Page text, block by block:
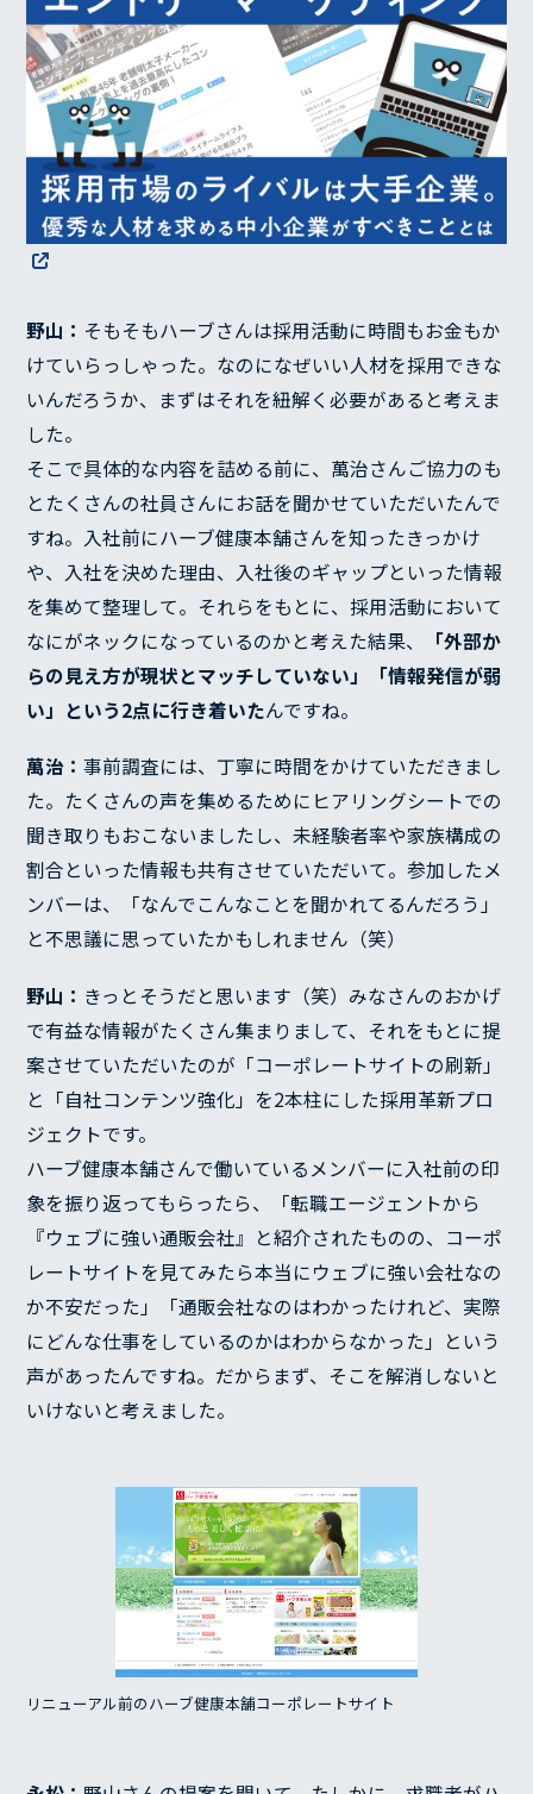
野山： そもそもハーブさんは採用活動に時間もお金もか
けていらっしゃった。なのになぜいい人材を採用できな
いんだろうか、まずはそれを紐解く必要があると考えま
した。
そこで具体的な内容を詰める前に、萬治さんご協力のも
とたくさんの社員さんにお話を聞かせていただいたんで
すね。入社前にハーブ健康本舗さんを知ったきっかけ
や、入社を決めた理由、入社後のギャップといった情報
を集めて整理して。それらをもとに、採用活動において
なにがネックになっているのかと考えた結果、
「外部か
らの見え方が現状とマッチしていない」「情報発信が弱
い」という2点に行き着いたんですね。
萬治：事前調査には、丁寧に時間をかけていただきまし
た。たくさんの声を集めるためにヒアリングシートでの
聞き取りもおこないましたし、未経験者率や家族構成の
割合といった情報も共有させていただいて。参加したメ
ンバーは、「なんでこんなことを聞かれてるんだろう」
と不思議に思っていたかもしれません（笑）
野山： きっとそうだと思います（笑）みなさんのおかげ
で有益な情報がたくさん集まりまして、それをもとに提
案させていただいたのが「コーポレートサイトの刷新」
と「自社コンテンツ強化」を2本柱にした採用革新プロ
ジェクトです。
ハーブ健康本舗さんで働いているメンバーに入社前の印
象を振り返ってもらったら、「転職エージェントから
『ウェブに強い通販会社』と紹介されたものの、コーポ
レートサイトを見てみたら本当にウェブに強い会社なの
か不安だった」「通販会社なのはわかったけれど、実際
にどんな仕事をしているのかはわからなかった」という
声があったんですね。だからまず、そこを解消しないと
いけないと考えました。
リニューアル前のハーブ健康本舗コーポレートサイト
SERVICE
REASON